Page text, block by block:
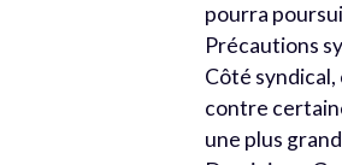
pourra
Précautions
Côté syndical,
contre
une plus